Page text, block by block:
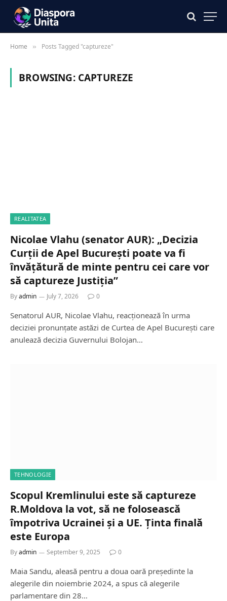
Home » Posts Tagged "captureze"
BROWSING: CAPTUREZE
REALITATEA
Nicolae Vlahu (senator AUR): „Decizia
Curții de Apel București poate va fi
învățătură de minte pentru cei care vor
să captureze Justiția”
Byadmin July 7, 2026 0
Senatorul AUR, Nicolae Vlahu, reacționează în urma
deciziei pronunțate astăzi de Curtea de Apel București care
anulează decizia Guvernului Bolojan…
TEHNOLOGIE
Scopul Kremlinului este să captureze
R.Moldova la vot, să ne folosească
împotriva Ucrainei și a UE. Ținta finală
este Europa
Byadmin September 9, 2025 0
Maia Sandu, aleasă pentru a doua oară președinte la
alegerile din noiembrie 2024, a spus că alegerile
parlamentare din 28…